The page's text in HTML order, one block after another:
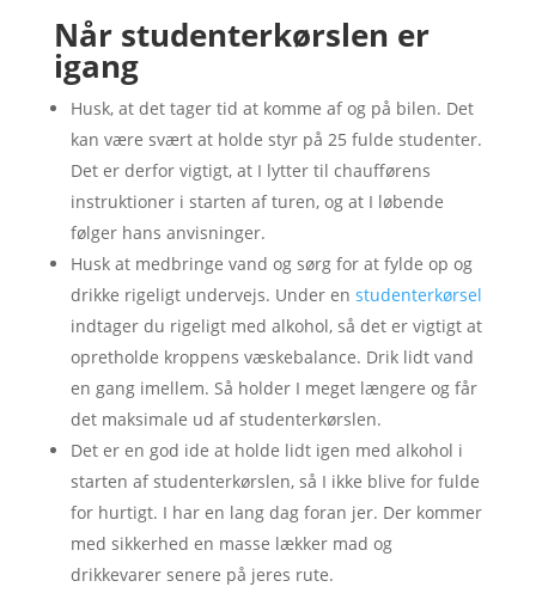
Når studenterkørslen er
igang
Husk, at det tager tid at komme af og på bilen. Det
kan være svært at holde styr på 25 fulde studenter.
Det er derfor vigtigt, at I lytter til chaufførens
instruktioner i starten af turen, og at I løbende
følger hans anvisninger.
Husk at medbringe vand og sørg for at fylde op og
drikke rigeligt undervejs. Under en studenterkørsel
indtager du rigeligt med alkohol, så det er vigtigt at
opretholde kroppens væskebalance. Drik lidt vand
en gang imellem. Så holder I meget længere og får
det maksimale ud af studenterkørslen.
Det er en god ide at holde lidt igen med alkohol i
starten af studenterkørslen, så I ikke blive for fulde
for hurtigt. I har en lang dag foran jer. Der kommer
med sikkerhed en masse lækker mad og
drikkevarer senere på jeres rute.